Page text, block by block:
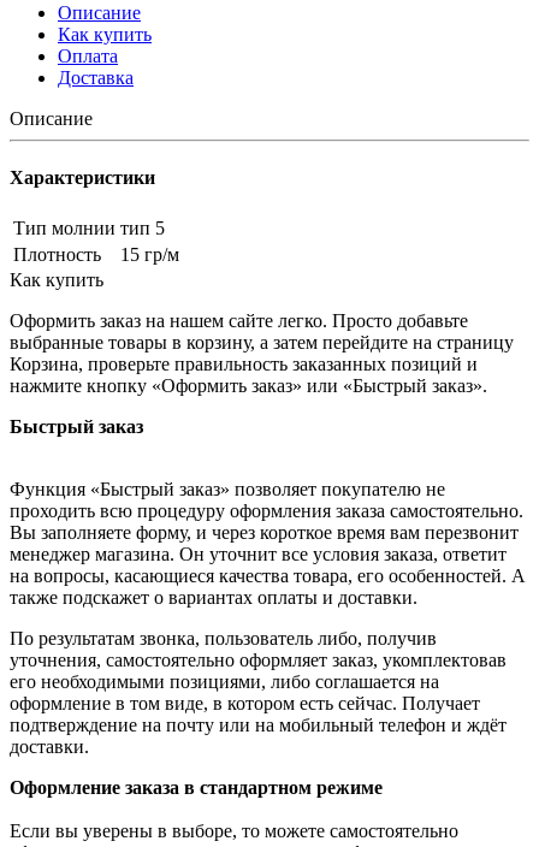
Описание
Как купить
Оплата
Доставка
Описание
Характеристики
Тип молнии тип 5
Плотность
15 гр/м
Как купить
Оформить заказ на нашем сайте легко. Просто добавьте
выбранные товары в корзину, а затем перейдите на страницу
Корзина, проверьте правильность заказанных позиций и
нажмите кнопку «Оформить заказ» или «Быстрый заказ».
Быстрый заказ
Функция «Быстрый заказ» позволяет покупателю не
проходить всю процедуру оформления заказа самостоятельно.
Вы заполняете форму, и через короткое время вам перезвонит
менеджер магазина. Он уточнит все условия заказа, ответит
на вопросы, касающиеся качества товара, его особенностей. А
также подскажет о вариантах оплаты и доставки.
По результатам звонка, пользователь либо, получив
уточнения, самостоятельно оформляет заказ, укомплектовав
его необходимыми позициями, либо соглашается на
оформление в том виде, в котором есть сейчас. Получает
подтверждение на почту или на мобильный телефон и ждёт
доставки.
Оформление заказа в стандартном режиме
Если вы уверены в выборе, то можете самостоятельно